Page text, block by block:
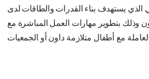
التدريبي الذي يستهدف بناء القدرات والطاقات لدى
وذلك بتطوير مهارات العمل المباشرة مع